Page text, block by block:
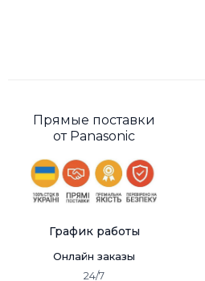
Прямые поставки
от Panasonic
График работы
Онлайн заказы
24/7